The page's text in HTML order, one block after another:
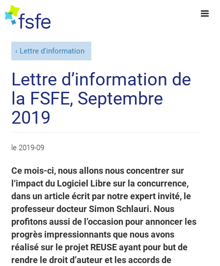
Lettre d'information
Lettre d’information de
la FSFE, Septembre
2019
le 2019-09
Ce mois-ci, nous allons nous concentrer sur
l‘impact du Logiciel Libre sur la concurrence,
dans un article écrit par notre expert invité, le
professeur docteur Simon Schlauri. Nous
profitons aussi de l’occasion pour annoncer les
progrès impressionnants que nous avons
réalisé sur le projet REUSE ayant pour but de
rendre le droit d’auteur et les accords de